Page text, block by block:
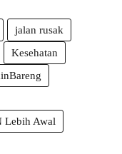
jalan rusak
Kesehatan
Lebih Awal